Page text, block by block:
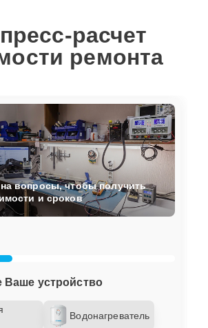
расчет
ремонта
Ваше устройство
Водонагреватель
вопросы, чтобы получить
и сроков